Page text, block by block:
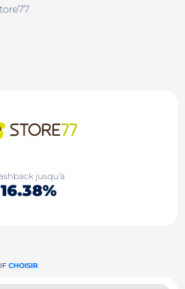
jusqu'à
16.38%
CHOISIR